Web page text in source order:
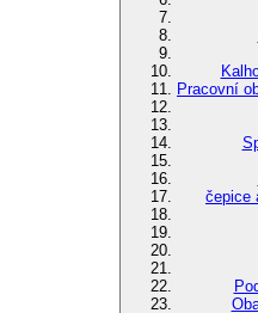
Pracovní
čepice